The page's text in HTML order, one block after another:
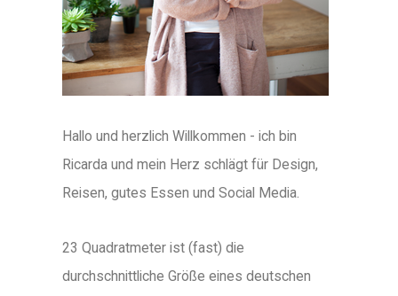
Hallo und herzlich Willkommen - ich bin
Ricarda und mein Herz schlägt für Design,
Reisen, gutes Essen und Social Media.
23 Quadratmeter ist (fast) die
durchschnittliche Größe eines deutschen